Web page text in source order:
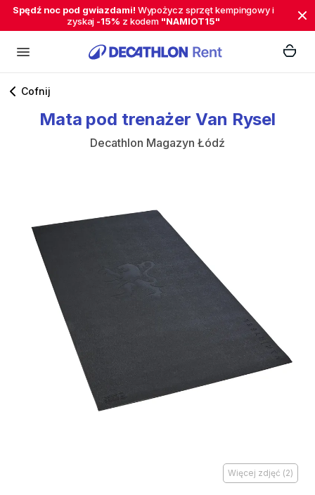
Spędź noc pod gwiazdami! Wypożycz sprzęt kempingowy i
zyskaj -15% z kodem "NAMIOT15"
Cofnij
Mata pod trenażer Van Rysel
Decathlon Magazyn Łódź
Więcej zdjęć (2)